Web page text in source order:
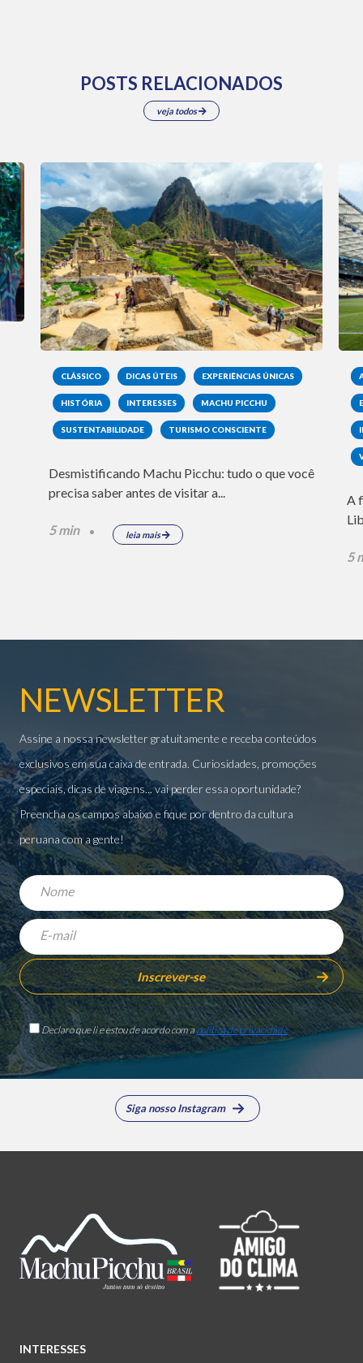
POSTS RELACIONADOS
veja todos
CLÁSSICO DICAS ÚTEIS EXPERIÊNCIAS ÚNICAS
HISTÓRIA INTERESSES MACHU PICCHU
SUSTENTABILIDADE TURISMO CONSCIENTE
Desmistificando Machu Picchu: tudo o que você
precisa saber antes de visitar a...
5 min leia mais
A
5
NEWSLETTER
Assine a nossa newsletter gratuitamente e receba conteúdos
exclusivos em sua caixa de entrada. Curiosidades, promoções
especiais, dicas de viagens... vai perder essa oportunidade?
Preencha os campos abaixo e fique por dentro da cultura
peruana com a gente!
Declaro que li e estou de acordo com a política de privacidade
Siga nosso Instagram
INTERESSES